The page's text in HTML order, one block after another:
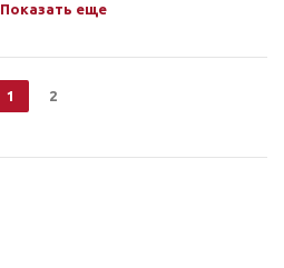
Показать еще
1 2